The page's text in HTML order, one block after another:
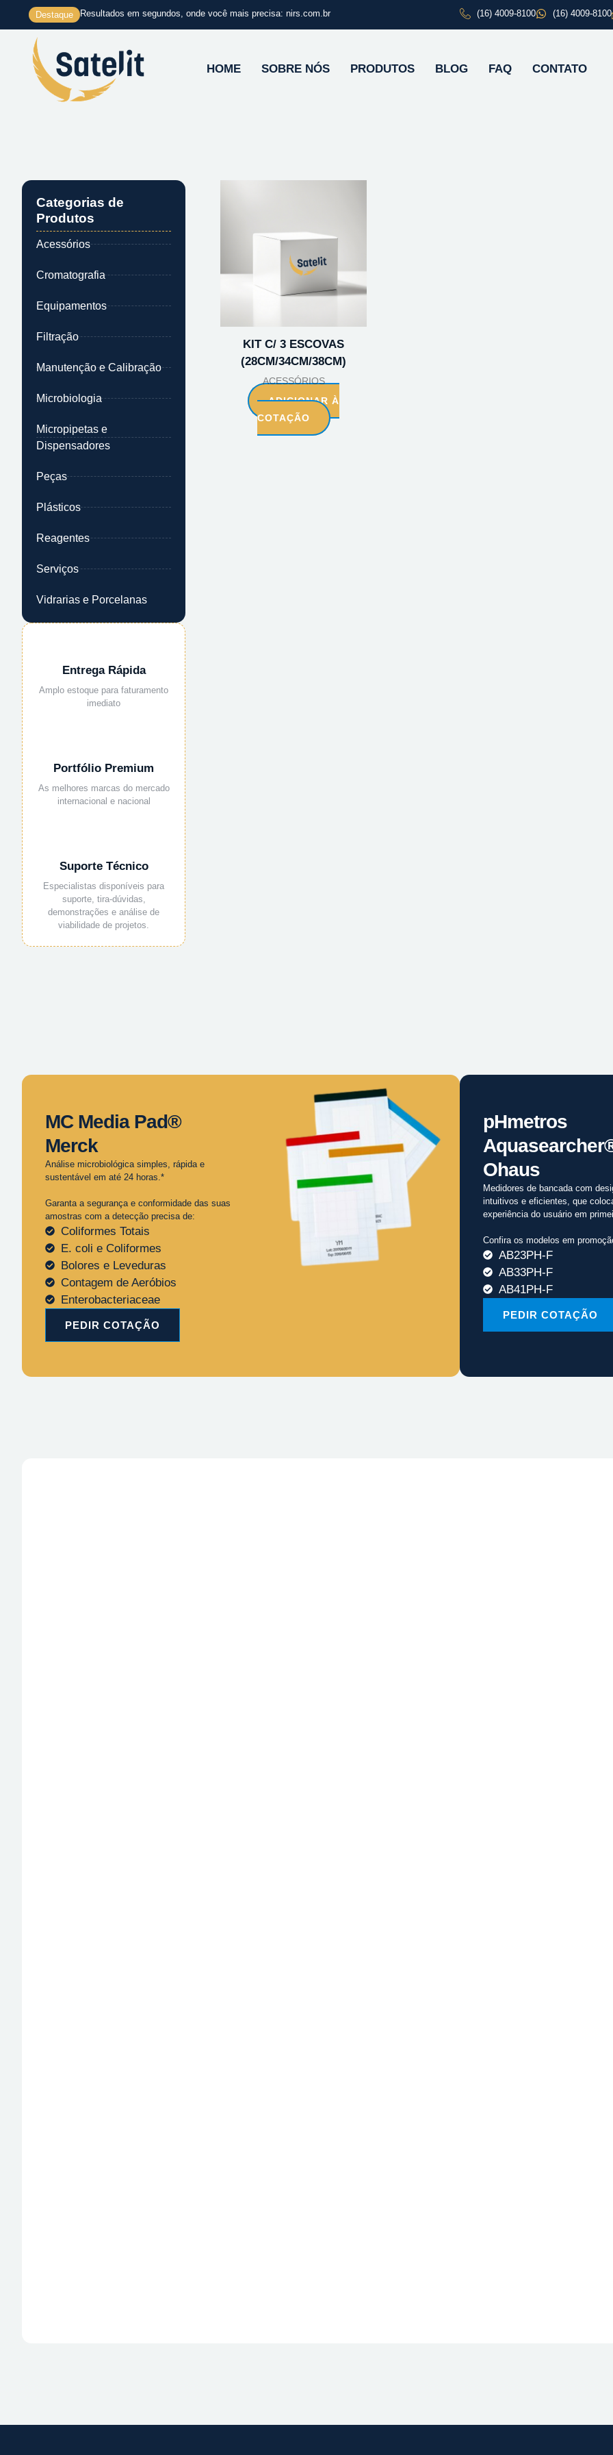
conteúdo
Destaque Resultados em segundos, onde você mais precisa: nirs.com.br (16) 4009-8100 (16) 4009-8100
HOME SOBRE NÓS PRODUTOS BLOG FAQ CONTATO
Categorias de
Produtos
Acessórios
Cromatografia
Equipamentos
Filtração
Manutenção e Calibração
Microbiologia
Micropipetas e
Dispensadores
Peças
Plásticos
Reagentes
Serviços
Vidrarias e Porcelanas
Entrega Rápida
Amplo estoque para faturamento
imediato
Portfólio Premium
As melhores marcas do mercado
internacional e nacional
Suporte Técnico
Especialistas disponíveis para
suporte, tira-dúvidas,
demonstrações e análise de
viabilidade de projetos.
KIT C/ 3 ESCOVAS
(28CM/34CM/38CM)
ACESSÓRIOS
ADICIONAR À
COTAÇÃO
MC Media Pad®
Merck
Análise microbiológica simples, rápida e
sustentável em até 24 horas.*
Garanta a segurança e conformidade das suas
amostras com a detecção precisa de:
Coliformes Totais
E. coli e Coliformes
Bolores e Leveduras
Contagem de Aeróbios
Enterobacteriaceae
PEDIR COTAÇÃO
pHmetros
Ohaus
Medidores de bancada com
intuitivos e eficientes, que
experiência do usuário em
Confira os modelos em
AB23PH-F
AB33PH-F
AB41PH-F
PEDIR COTAÇÃO